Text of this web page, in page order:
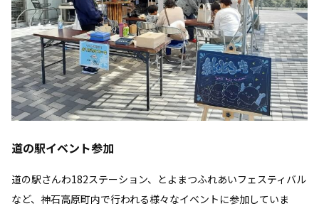
道の駅イベント参加
道の駅さんわ182ステーション、とよまつふれあいフェスティバル
など、神石高原町内で行われる様々なイベントに参加していま